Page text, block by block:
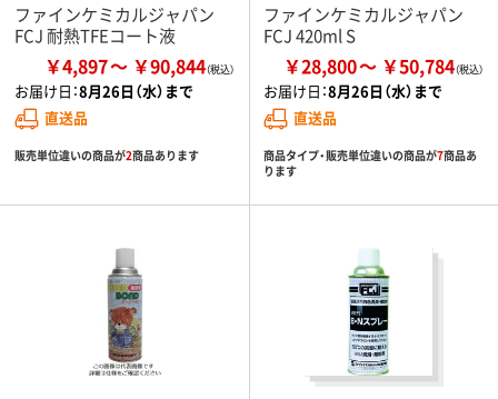
ファインケミカルジャパン
FCJ 耐熱TFEコート液
￥4,897 ￥90,844
お届け日：8月26日（水）まで
直送品
販売単位違いの商品が2商品あります
ファインケミカルジャパン
FCJ 420ml S
￥28,800 ￥50,784
お届け日：8月26日（水）まで
直送品
商品タイプ・販売単位違いの商品が7商品あ
ります